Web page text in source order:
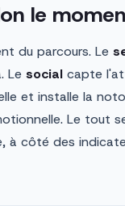
le
du parcours. Le
Le social capte
et installe la
Le tout
à côté des